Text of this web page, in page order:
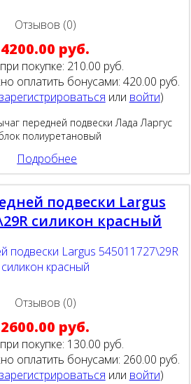
Отзывов (0)
4200.00 руб.
покупке: 210.00 руб.
оплатить бонусами: 420.00 руб.
зарегистрироваться или войти)
передней подвески Лада Ларгус
полиуретановый
Подробнее
подвески Largus
силикон красный
Отзывов (0)
2600.00 руб.
покупке: 130.00 руб.
оплатить бонусами: 260.00 руб.
зарегистрироваться или войти)